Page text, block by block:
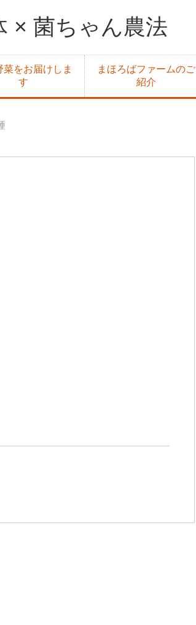
× 菌ちゃん農法
菜をお届けしま
す
まほろばファームのご
紹介